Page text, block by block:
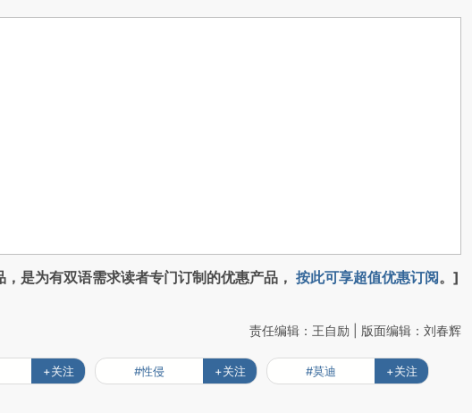
是为有双语需求读者专门订制的优惠产品， 按此可享超值优惠订阅。]
责任编辑：王自励 | 版面编辑：刘春辉
+关注 #性侵 +关注 #莫迪 +关注